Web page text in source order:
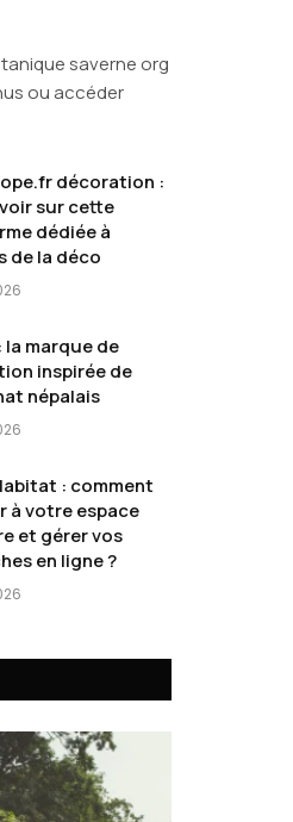
saverne org
ou accéder
décoration :
sur cette
dédiée à
de la déco
la marque de
inspirée de
népalais
: comment
à votre espace
et gérer vos
en ligne ?